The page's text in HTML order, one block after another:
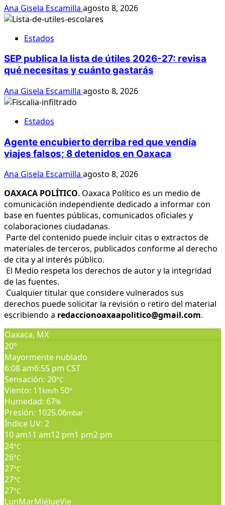
Ana Gisela Escamilla agosto 8, 2026
Estados
SEP publica la lista de útiles 2026-27: revisa
qué necesitas y cuánto gastarás
Ana Gisela Escamilla agosto 8, 2026
Estados
Agente encubierto derriba red que vendía
viajes falsos; 8 detenidos en Oaxaca
Ana Gisela Escamilla agosto 8, 2026
OAXACA POLÍTICO. Oaxaca Político es un medio de
comunicación independiente dedicado a informar con
base en fuentes públicas, comunicados oficiales y
colaboraciones ciudadanas.
Parte del contenido puede incluir citas o extractos de
materiales de terceros, publicados conforme al derecho
de cita y al interés público.
El Medio respeta los derechos de autor y la integridad
de las fuentes.
Cualquier titular que considere vulnerados sus
derechos puede solicitar la revisión o retiro del material
escribiendo a redaccionoaxaapolitico@gmail.com.
Oaxaca, MX
20°
Mayormente nublado
6:08 am6:55 pm CST
Sensación: 20°C
Viento: 11 km/h 50°
Humedad: 67%
Presión: 1025.06mbar
Índice UV: 2
10 am11 am12 pm1 pm2 pm
24°C
26°C
27°C
27°C
27°C
LunMarMiéJueVie